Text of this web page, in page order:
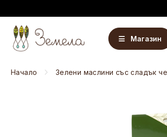
Магазин
Начало Зелени маслини със сладък